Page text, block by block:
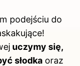
podejściu do
uczymy się,
słodka oraz